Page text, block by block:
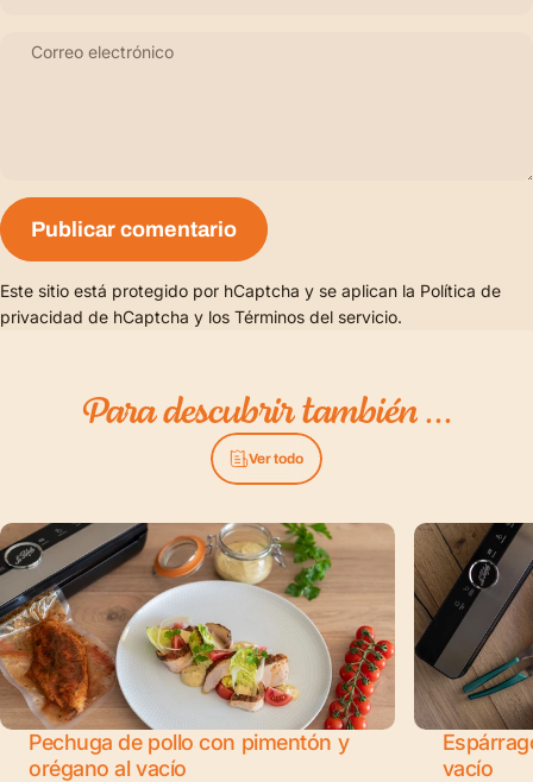
Correo electrónico
Mensaje
Publicar comentario
Este sitio está protegido por hCaptcha y se aplican la Política de
privacidad de hCaptcha y los Términos del servicio.
Paradescubrirtambién...
Ver todo
Pechuga de pollo con pimentón y
orégano al vacío
vacío